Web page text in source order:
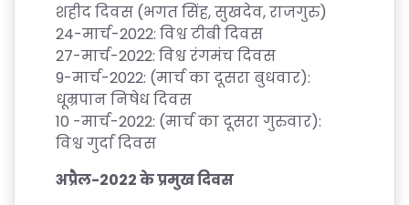
शहीददिवस (भगत सिंह,सुखदेव,राजगुरु)
24-मार्च-2022: विश्वटीबीदिवस
27-मार्च-2022: विश्वरंगमंचदिवस
9-मार्च-2022: (मार्चकादूसराबुधवार):
धूम्रपाननिषेधदिवस
10 -मार्च-2022: (मार्चकादूसरागुरुवार):
विश्वगुर्दादिवस
अप्रैल-2022केप्रमुखदिवस